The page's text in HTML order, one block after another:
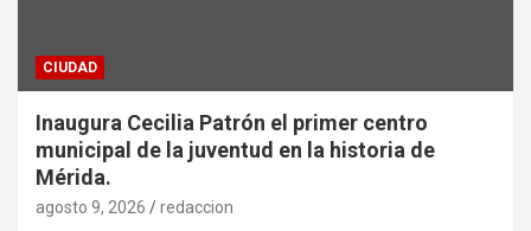
CIUDAD
Inaugura Cecilia Patrón el primer centro
municipal de la juventud en la historia de
Mérida.
agosto 9, 2026 redaccion